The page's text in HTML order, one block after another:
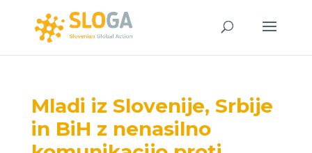
Mladi iz Slovenije, Srbije
in BiH z nenasilno